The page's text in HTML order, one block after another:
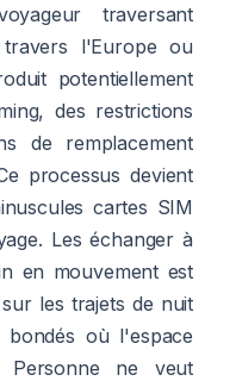
traversant
l'Europe ou
potentiellement
des restrictions
de remplacement
processus devient
cartes SIM
Les échanger à
en mouvement est
les trajets de nuit
où l'espace
Personne ne veut